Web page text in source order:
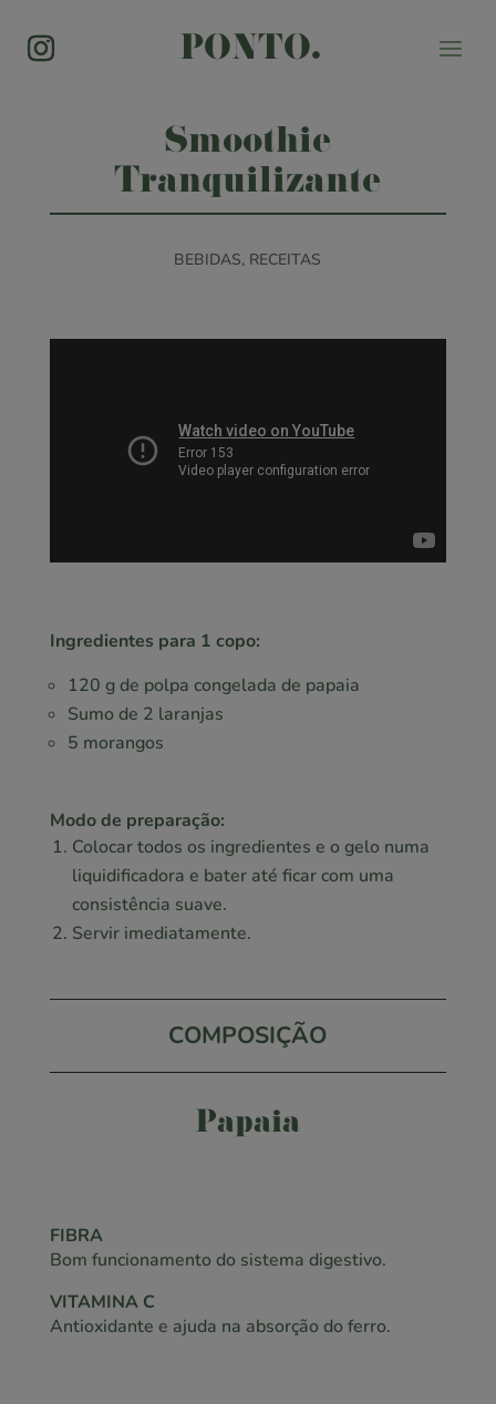
PONTO.
Smoothie
Tranquilizante
BEBIDAS, RECEITAS
Ingredientes para 1 copo:
120 g de polpa congelada de papaia
Sumo de 2 laranjas
5 morangos
Modo de preparação:
Colocar todos os ingredientes e o gelo numa
liquidificadora e bater até ficar com uma
consistência suave.
Servir imediatamente.
COMPOSIÇÃO
Papaia
FIBRA
Bom funcionamento do sistema digestivo.
VITAMINA C
Antioxidante e ajuda na absorção do ferro.